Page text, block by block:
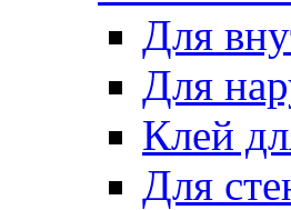
Для
Для
Клей
Для